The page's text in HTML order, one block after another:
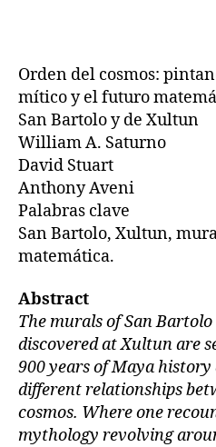
Orden del cosmos:
mítico y el futuro
San Bartolo y de Xultun
William A. Saturno
David Stuart
Anthony Aveni
Palabras clave
San Bartolo, Xultun,
matemática.
Abstract
The murals of San
discovered at Xultun are
900 years of Maya
different relationships
cosmos. Where one
mythology revolving